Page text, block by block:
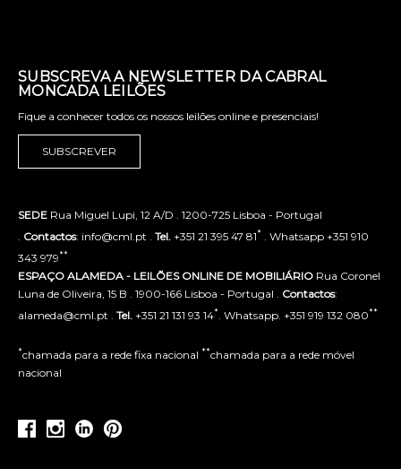
SUBSCREVA A NEWSLETTER DA CABRAL
MONCADA LEILÕES
Fique a conhecer todos os nossos leilões online e presenciais!
SUBSCREVER
SEDE Rua Miguel Lupi, 12 A/D . 1200-725 Lisboa - Portugal
Contactos: info@cml.pt . Tel. +351 21 395 47 81* . Whatsapp +351 910
343 979**
ESPAÇO ALAMEDA - LEILÕES ONLINE DE MOBILIÁRIO Rua Coronel
Luna de Oliveira, 15 B . 1900-166 Lisboa - Portugal . Contactos:
alameda@cml.pt . Tel. +351 21 131 93 14* . Whatsapp. +351 919 132 080**
*chamada para a rede fixa nacional **chamada para a rede móvel
nacional